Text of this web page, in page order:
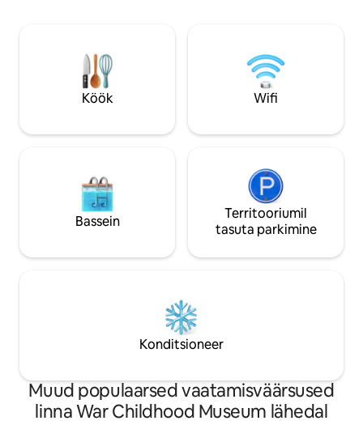
tänavaid kesklinnas, mida ümbritsevad
rohelus, kohvikud, restoranid,
ostukeskus ja peamine jalakäijate tänav.
kaugusel. Ühistransport on 2-minutilise
jalutuskäigu
Köök Wifi
Bassein
Territooriumil
tasuta parkimine
Konditsioneer
Muud populaarsed vaatamisväärsused
linna War Childhood Museum lähedal